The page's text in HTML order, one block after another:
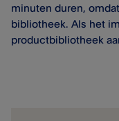
minuten duren,
bibliotheek. Als het
productbibliotheek